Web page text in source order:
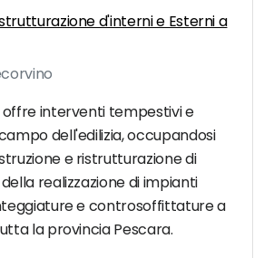
d'interni e Esterni a
offre interventi tempestivi e
dell'edilizia, occupandosi
e ristrutturazione di
realizzazione di impianti
e controsoffittature a
la provincia Pescara.